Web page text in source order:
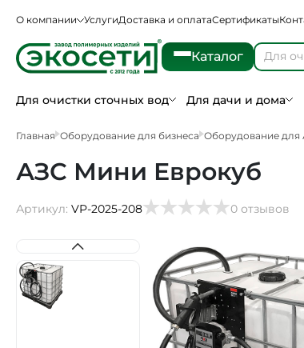
О компании УслугиДоставка и оплатаСертификаты
Каталог
Для очистки сточных вод Для дачи и дома
Главная Оборудование для бизнеса Оборудование для
АЗС Мини Еврокуб
Артикул: VP-2025-208 0 отзывов